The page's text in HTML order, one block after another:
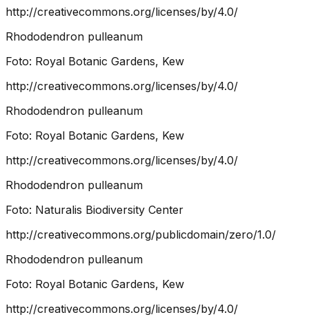
http://creativecommons.org/licenses/by/4.0/
Rhododendron pulleanum
Foto: Royal Botanic Gardens, Kew
http://creativecommons.org/licenses/by/4.0/
Rhododendron pulleanum
Foto: Royal Botanic Gardens, Kew
http://creativecommons.org/licenses/by/4.0/
Rhododendron pulleanum
Foto: Naturalis Biodiversity Center
http://creativecommons.org/publicdomain/zero/1.0/
Rhododendron pulleanum
Foto: Royal Botanic Gardens, Kew
http://creativecommons.org/licenses/by/4.0/